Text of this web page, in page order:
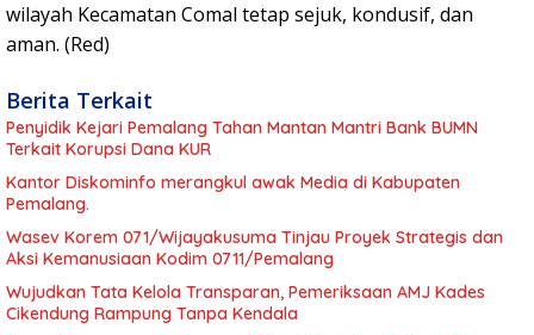
wilayah Kecamatan Comal tetap sejuk, kondusif, dan
aman. (Red)
Berita Terkait
Penyidik Kejari Pemalang Tahan Mantan Mantri Bank BUMN
Terkait Korupsi Dana KUR
Kantor Diskominfo merangkul awak Media di Kabupaten
Pemalang.
Wasev Korem 071/Wijayakusuma Tinjau Proyek Strategis dan
Aksi Kemanusiaan Kodim 0711/Pemalang
Wujudkan Tata Kelola Transparan, Pemeriksaan AMJ Kades
Cikendung Rampung Tanpa Kendala